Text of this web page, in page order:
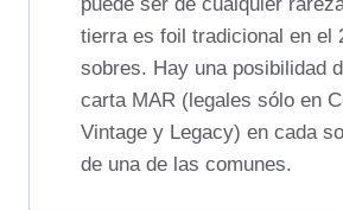
tierra es foil tradicional en el
sobres. Hay una posibilidad
carta MAR (legales sólo en
Vintage y Legacy) en cada
de una de las comunes.